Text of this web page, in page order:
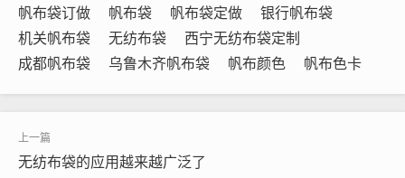
帆布袋订做
帆布袋 帆布袋定做
银行帆布袋
机关帆布袋
无纺布袋
西宁无纺布袋定制
成都帆布袋
乌鲁木齐帆布袋 帆布颜色 帆布色卡
无纺布袋的应用越来越广泛了